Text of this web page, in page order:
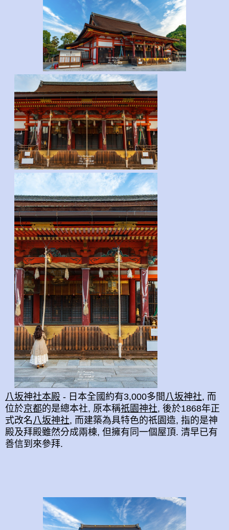
八坂神社本殿 - 日本全國約有3,000多間八坂神社, 而
位於京都的是總本社, 原本稱祇園神社, 後於1868年正
式改名八坂神社, 而建築為具特色的祇園造, 指的是神
殿及拜殿雖然分成兩棟, 但擁有同一個屋頂. 清早已有
善信到來參拜.